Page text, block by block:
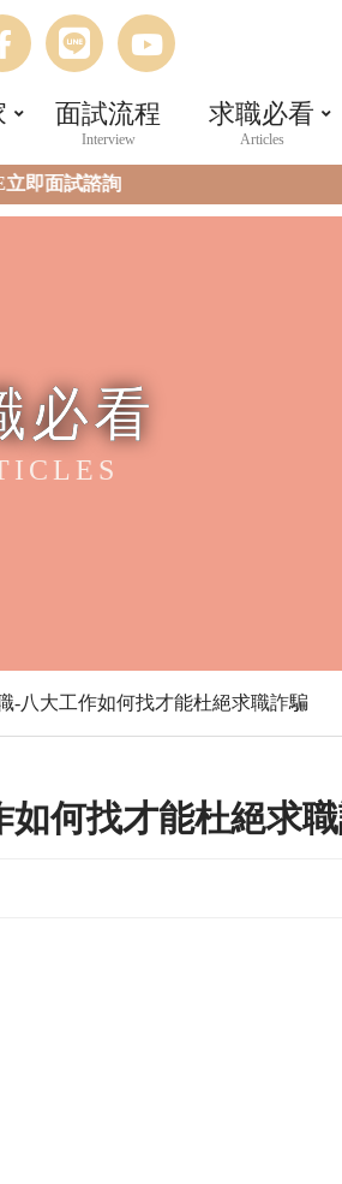
面試流程 求職必看
面試諮詢
必看
-八大工作如何找才能杜絕求職詐騙
如何找才能杜絕求